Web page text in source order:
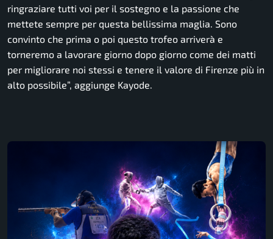
ringraziare tutti voi per il sostegno e la passione che
mettete sempre per questa bellissima maglia. Sono
convinto che prima o poi questo trofeo arriverà e
torneremo a lavorare giorno dopo giorno come dei matti
per migliorare noi stessi e tenere il valore di Firenze più in
alto possibile”, aggiunge Kayode.